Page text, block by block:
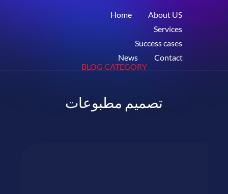
Home
About US
Services
Success cases
News
Contact
BLOG CATEGORY
تصميم مطبوعات